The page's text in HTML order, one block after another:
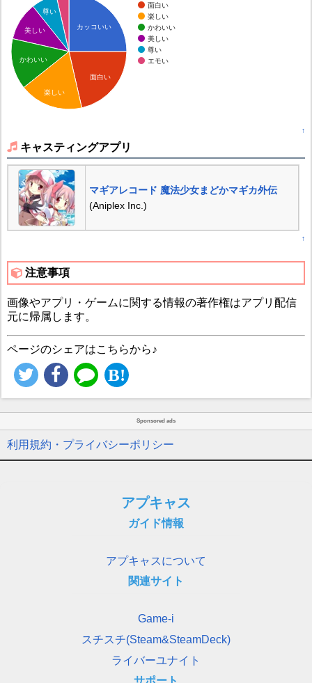
面白い
楽しい
かわいい
美しい
尊い
エモい
カッコいい
面白い
尊い
美しい
かわいい
楽しい
↑
キャスティングアプリ
マギアレコード 魔法少女まどかマギカ外伝
(Aniplex Inc.)
↑
注意事項
画像やアプリ・ゲームに関する情報の著作権はアプリ配信
元に帰属します。
ページのシェアはこちらから♪
Sponsored ads
利用規約・プライバシーポリシー
アプキャス
ガイド情報
アプキャスについて
関連サイト
Game-i
スチスチ(Steam&SteamDeck)
ライバーユナイト
サポート